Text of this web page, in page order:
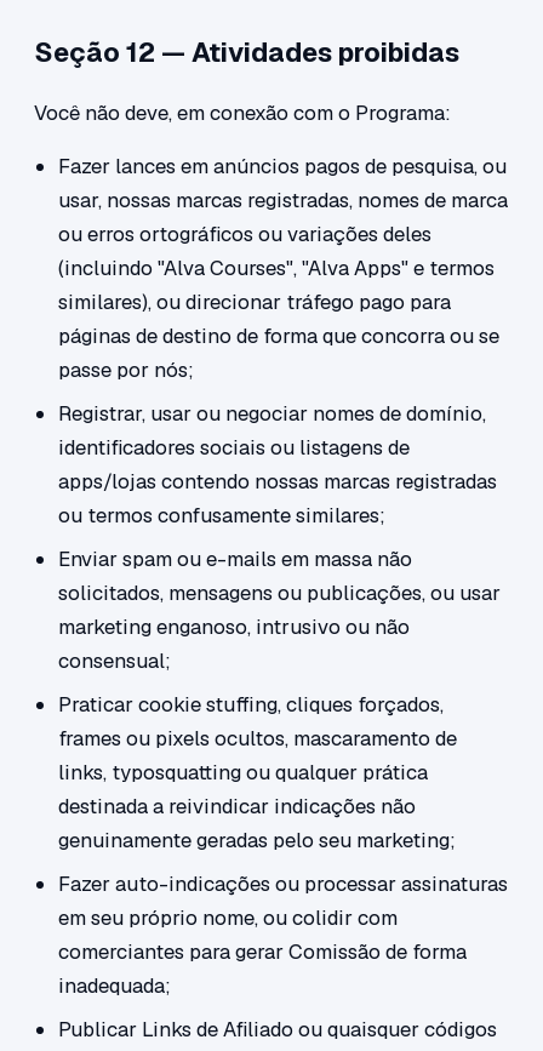
Seção 12 — Atividades proibidas
Você não deve, em conexão com o Programa:
Fazer lances em anúncios pagos de pesquisa, ou
usar, nossas marcas registradas, nomes de marca
ou erros ortográficos ou variações deles
(incluindo "Alva Courses", "Alva Apps" e termos
similares), ou direcionar tráfego pago para
páginas de destino de forma que concorra ou se
passe por nós;
Registrar, usar ou negociar nomes de domínio,
identificadores sociais ou listagens de
apps/lojas contendo nossas marcas registradas
ou termos confusamente similares;
Enviar spam ou e-mails em massa não
solicitados, mensagens ou publicações, ou usar
marketing enganoso, intrusivo ou não
consensual;
Praticar cookie stuffing, cliques forçados,
frames ou pixels ocultos, mascaramento de
links, typosquatting ou qualquer prática
destinada a reivindicar indicações não
genuinamente geradas pelo seu marketing;
Fazer auto-indicações ou processar assinaturas
em seu próprio nome, ou colidir com
comerciantes para gerar Comissão de forma
inadequada;
Publicar Links de Afiliado ou quaisquer códigos